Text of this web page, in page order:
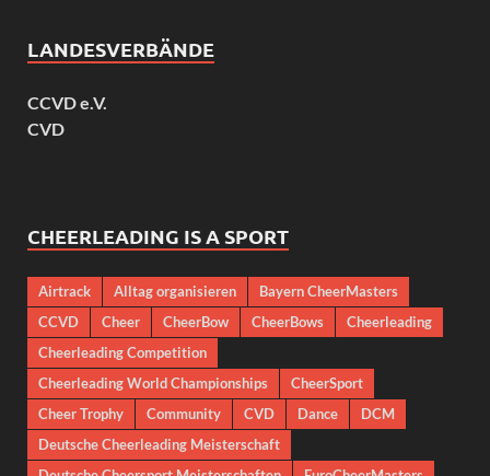
LANDESVERBÄNDE
CCVD e.V.
CVD
CHEERLEADING IS A SPORT
Airtrack Alltag organisieren
Bayern CheerMasters
CCVD
Cheer CheerBow CheerBows
Cheerleading
Cheerleading Competition
Cheerleading World Championships
CheerSport
Cheer Trophy
Community CVD Dance
DCM
Deutsche Cheerleading Meisterschaft